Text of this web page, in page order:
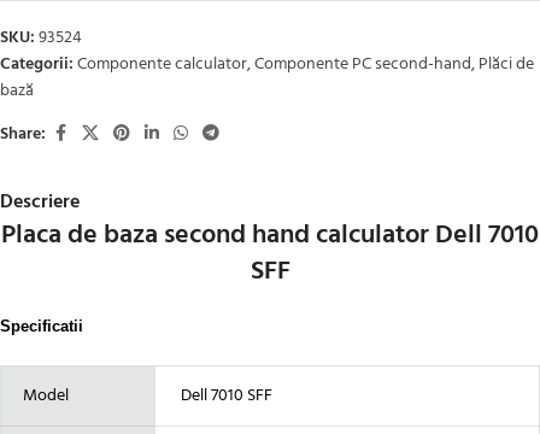
SKU:93524
Categorii:Componente calculator,Componente PC second-hand,Plăci de
bază
Share:
Descriere
Placa de baza second hand calculator Dell 7010
SFF
Specificatii
Model Dell 7010 SFF